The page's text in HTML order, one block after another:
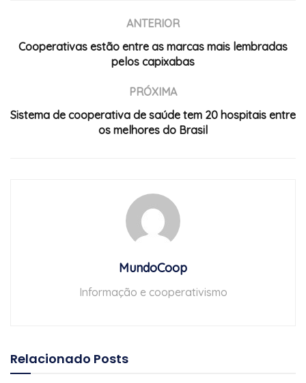
ANTERIOR
Cooperativas estão entre as marcas mais lembradas
pelos capixabas
PRÓXIMA
Sistema de cooperativa de saúde tem 20 hospitais entre
os melhores do Brasil
MundoCoop
Informação e cooperativismo
Relacionado Posts